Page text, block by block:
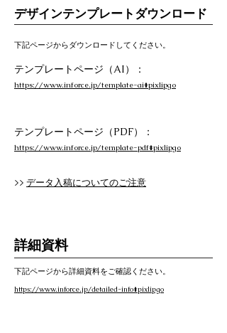
デザインテンプレートダウンロード
下記ページからダウンロードしてください。
テンプレートページ（AI）：
https://www.inforce.jp/template-ai#pixlipgo
テンプレートページ（PDF）：
https://www.inforce.jp/template-pdf#pixlipgo
>> データ入稿についてのご注意
詳細資料
下記ページから詳細資料をご確認ください。
https://www.inforce.jp/detailed-info#pixlipgo